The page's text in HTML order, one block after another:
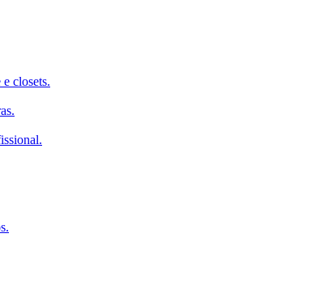
closets.